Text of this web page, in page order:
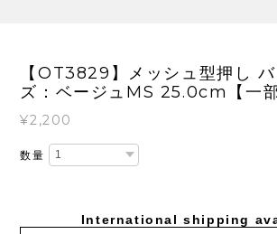
【OT3829】メッシュ型押し
ズ：ベージュMS 25.0cm【一部
¥2,200
数量
International shipping